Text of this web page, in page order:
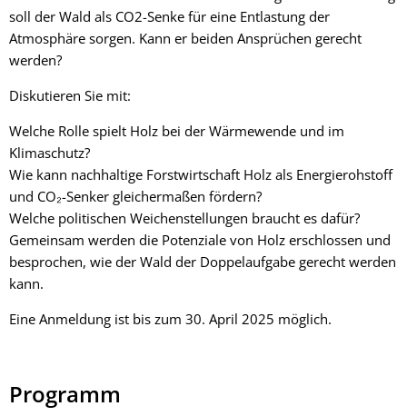
soll der Wald als CO2-Senke für eine Entlastung der
Atmosphäre sorgen. Kann er beiden Ansprüchen gerecht
werden?
Diskutieren Sie mit:
Welche Rolle spielt Holz bei der Wärmewende und im
Klimaschutz?
Wie kann nachhaltige Forstwirtschaft Holz als Energierohstoff
und CO₂-Senker gleichermaßen fördern?
Welche politischen Weichenstellungen braucht es dafür?
Gemeinsam werden die Potenziale von Holz erschlossen und
besprochen, wie der Wald der Doppelaufgabe gerecht werden
kann.
Eine Anmeldung ist bis zum 30. April 2025 möglich.
Programm